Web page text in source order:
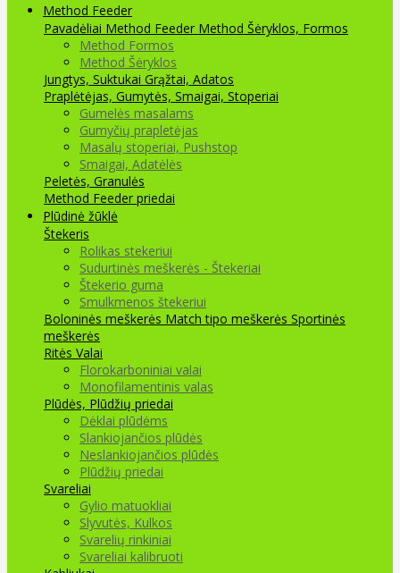
Method Feeder
Pavadėliai Method Feeder Method Šėryklos, Formos
Method Formos
Method Šėryklos
Jungtys, Suktukai Grąžtai, Adatos
Praplėtėjas, Gumytės, Smaigai, Stoperiai
Gumelės masalams
Gumyčių prapletėjas
Masalų stoperiai, Pushstop
Smaigai, Adatėlės
Peletės, Granulės
Method Feeder priedai
Plūdinė žūklė
Štekeris
Rolikas stekeriui
Sudurtinės meškerės - Štekeriai
Štekerio guma
Smulkmenos štekeriui
Boloninės meškerės Match tipo meškerės Sportinės
meškerės
Ritės Valai
Florokarboniniai valai
Monofilamentinis valas
Plūdės, Plūdžių priedai
Dėklai plūdėms
Slankiojančios plūdės
Neslankiojančios plūdės
Plūdžių priedai
Svareliai
Gylio matuokliai
Slyvutės, Kulkos
Svarelių rinkiniai
Svareliai kalibruoti